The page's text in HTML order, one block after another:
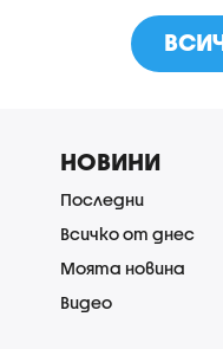
НОВИНИ
Последни
Всичко от днес
Моята новина
Видео